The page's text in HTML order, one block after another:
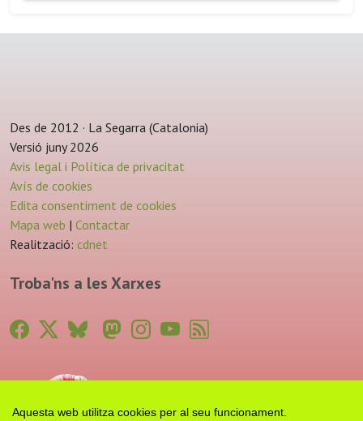
Aquesta web utilitza cookies per al seu funcionament.
Des de 2012 · La Segarra (Catalonia)
Versió juny 2026
Avis legal i Política de privacitat
Avís de cookies
Edita consentiment de cookies
Mapa web | Contactar
Realització: cdnet
Troba'ns a les Xarxes